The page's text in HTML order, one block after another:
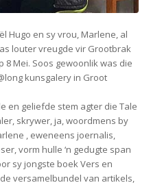
Hugo en sy vrou, Marlene, al
louter vreugde vir Grootbrak
8 Mei. Soos gewoonlik was die
kunsgalery in Groot
en geliefde stem agter die Tale
skrywer, ja, woordmens by
, eweneens joernalis,
vorm hulle ‘n gedugte span
sy jongste boek Vers en
versamelbundel van artikels,